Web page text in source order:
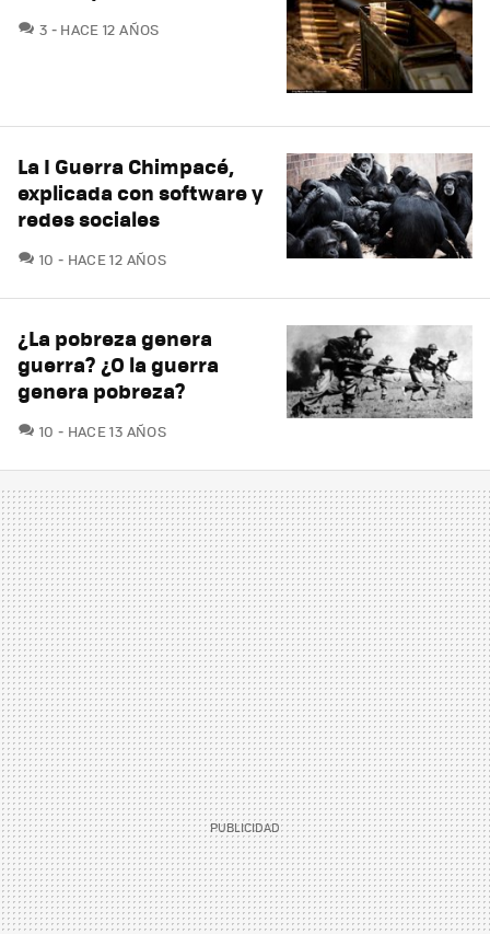
3 COMENTARIOS
HACE 12 AÑOS
La I Guerra Chimpacé,
explicada con software y
redes sociales
10 COMENTARIOS
HACE 12 AÑOS
¿La pobreza genera
guerra? ¿O la guerra
genera pobreza?
10 COMENTARIOS
HACE 13 AÑOS